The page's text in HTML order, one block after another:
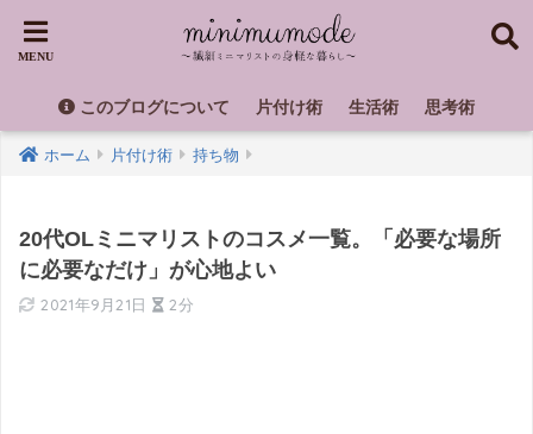
このブログについて 片付け術 生活術 思考術
ホーム 片付け術 持ち物
20代OLミニマリストのコスメ一覧。「必要な場所
に必要なだけ」が心地よい
2021年9月21日 2分